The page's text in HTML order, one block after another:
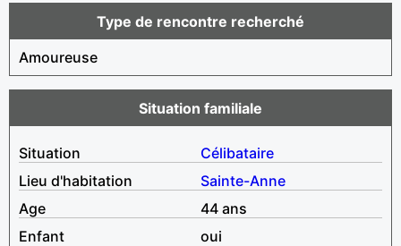
Type de rencontre recherché
Amoureuse
Situation familiale
Situation
Célibataire
Lieu d'habitation
Sainte-Anne
Age
44 ans
Enfant
oui